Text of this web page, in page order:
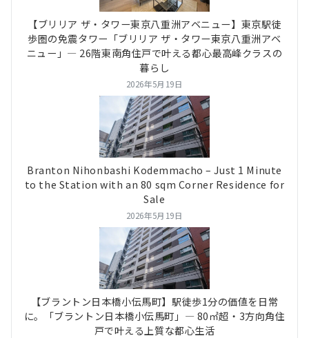
【ブリリア ザ・タワー東京八重洲アベニュー】東京駅徒
歩圏の免震タワー「ブリリア ザ・タワー東京八重洲アベ
ニュー」― 26階東南角住戸で叶える都心最高峰クラスの
暮らし
2026年5月19日
Branton Nihonbashi Kodemmacho – Just 1 Minute
to the Station with an 80 sqm Corner Residence for
Sale
2026年5月19日
【ブラントン日本橋小伝馬町】駅徒歩1分の価値を日常
に。「ブラントン日本橋小伝馬町」― 80㎡超・3方向角住
戸で叶える上質な都心生活